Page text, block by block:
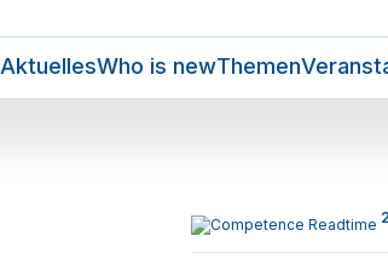
AktuellesWho is newThemen